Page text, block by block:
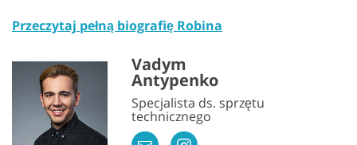
Przeczytaj pełną biografię Robina
Vadym
Antypenko
Specjalista ds. sprzętu
technicznego